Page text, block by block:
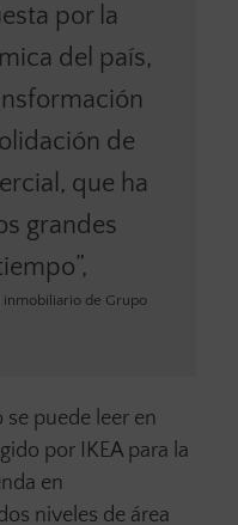
por la
del país,
de
que ha
grandes
inmobiliario de Grupo
puede leer en
por IKEA para la
en
niveles de área